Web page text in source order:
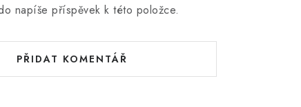
napíše příspěvek k této položce.
PŘIDAT KOMENTÁŘ